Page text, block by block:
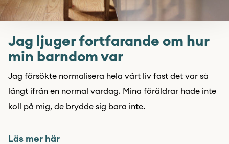
Jag ljuger fortfarande om hur
min barndom var
Jag försökte normalisera hela vårt liv fast det var så
långt ifrån en normal vardag. Mina föräldrar hade inte
koll på mig, de brydde sig bara inte.
Läs mer här